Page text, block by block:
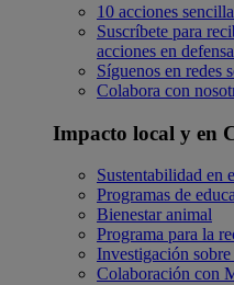
10 acciones
Suscríbete para
acciones en
Síguenos en redes
Colabora con
Impacto local y en
Sustentabilidad en
Programas de
Bienestar animal
Programa para la
Investigación
Colaboración con